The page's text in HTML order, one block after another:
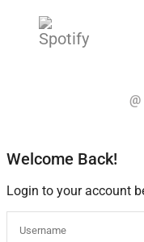
Welcome Back!
Login to your account